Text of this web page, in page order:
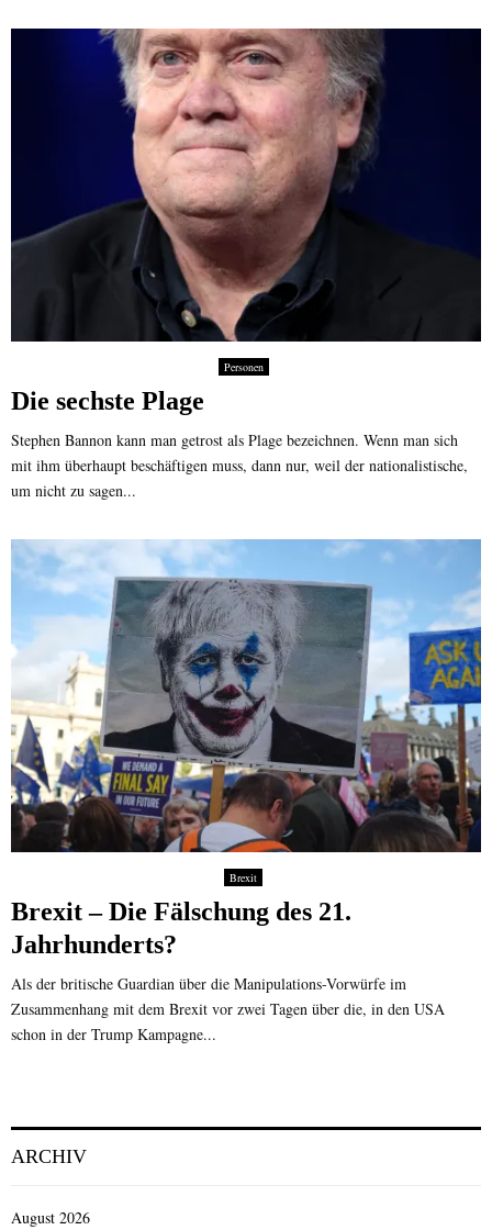
Personen
Die sechste Plage
Stephen Bannon kann man getrost als Plage bezeichnen. Wenn man sich
mit ihm überhaupt beschäftigen muss, dann nur, weil der nationalistische,
um nicht zu sagen...
Brexit
Brexit – Die Fälschung des 21.
Jahrhunderts?
Als der britische Guardian über die Manipulations-Vorwürfe im
Zusammenhang mit dem Brexit vor zwei Tagen über die, in den USA
schon in der Trump Kampagne...
ARCHIV
August 2026